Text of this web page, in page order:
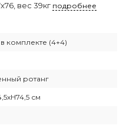
вес 39кг подробнее
комплекте (4+4)
ротанг
см